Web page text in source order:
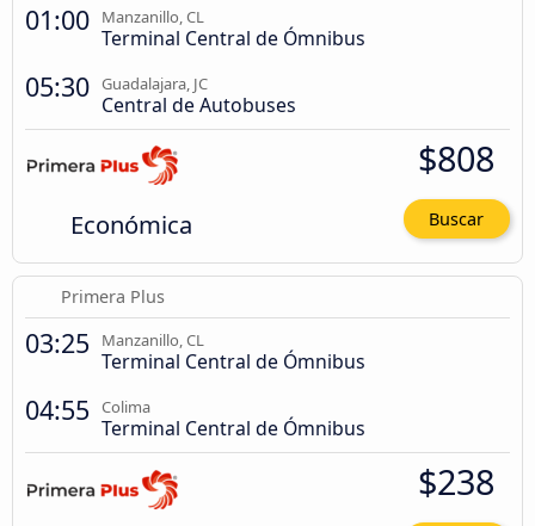
01:00 Manzanillo, CL
Terminal Central de Ómnibus
05:30 Guadalajara, JC
Central de Autobuses
Económica
$808
Buscar
Primera Plus
03:25 Manzanillo, CL
Terminal Central de Ómnibus
04:55 Colima
Terminal Central de Ómnibus
$238